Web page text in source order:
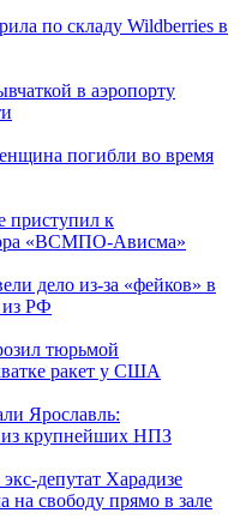
по складу Wildberries в
в аэропорту
погибли во время
приступил к
«ВСМПО-Ависма»
дело из-за «фейков» в
из РФ
тюрьмой
ракет у США
Ярославль:
из крупнейших НПЗ
депутат Харадизе
на свободу прямо в зале